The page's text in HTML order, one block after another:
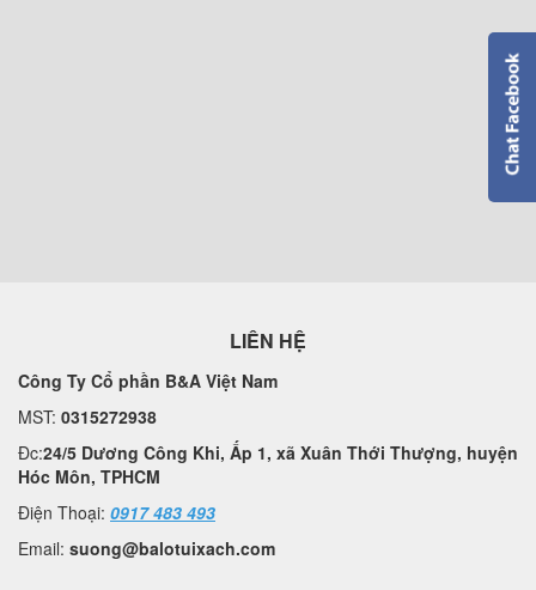
LIÊN HỆ
Công Ty Cổ phần B&A Việt Nam
MST: 0315272938
Đc:24/5 Dương Công Khi, Ấp 1, xã Xuân Thới Thượng, huyện
Hóc Môn, TPHCM
Điện Thoại: 0917 483 493
Email: suong@balotuixach.com